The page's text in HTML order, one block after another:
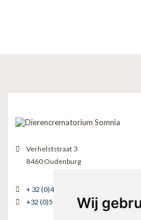
Wij
Verhelststraat 3
8460 Oudenburg
+ 32 (0)475 76 49 49
+32 (0)59 50 55 60